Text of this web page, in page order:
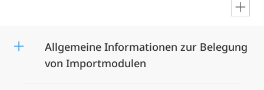
Allgemeine Informationen zur Belegung
von Importmodulen